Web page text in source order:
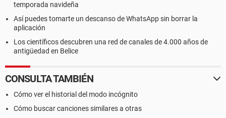
temporada navideña
Así puedes tomarte un descanso de WhatsApp sin borrar la
aplicación
Los científicos descubren una red de canales de 4.000 años de
antigüedad en Belice
CONSULTA TAMBIÉN
Cómo ver el historial del modo incógnito
Cómo buscar canciones similares a otras